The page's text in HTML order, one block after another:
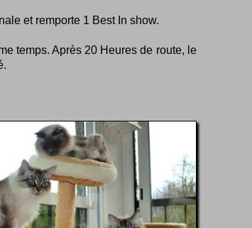
et remporte 1 Best In show.
temps. Après 20 Heures de route, le